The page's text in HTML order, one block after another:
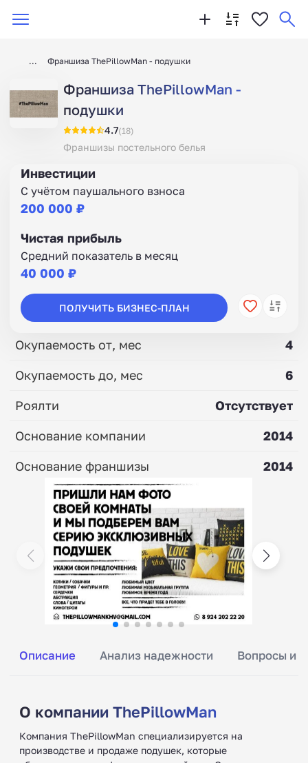
Франшиза ThePillowMan - подушки
Франшиза ThePillowMan -
подушки
4.7(18)
Франшизы постельного белья
Описание Анализ надежности Вопросы и
О компании ThePillowMan
Компания ThePillowMan специализируется на
производстве и продаже подушек, которые
Инвестиции
С учётом паушального взноса
200 000 ₽
Чистая прибыль
Средний показатель в месяц
40 000 ₽
ПОЛУЧИТЬ БИЗНЕС-ПЛАН
Окупаемость от, мес
4
Окупаемость до, мес
6
Роялти
Отсутствует
Основание компании
2014
Основание франшизы
2014